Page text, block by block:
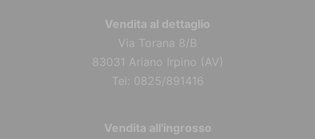
Vendita al dettaglio
Via Torana 8/B
83031 Ariano Irpino (AV)
Tel: 0825/891416
Vendita all'ingrosso